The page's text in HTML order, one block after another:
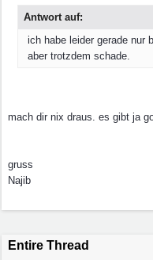
Antwort auf:
ich habe leider gerade nur
aber trotzdem schade.
mach dir nix draus. es gibt ja
gruss
Najib
Entire Thread